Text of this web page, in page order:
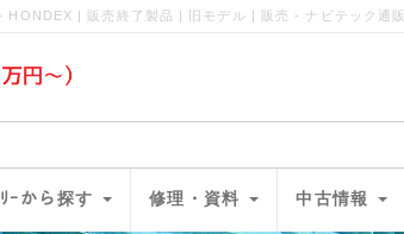
| 販売終了製品 | 旧モデル | 販売 - ナビテック通販
ｰから探す 修理・資料 中古情報